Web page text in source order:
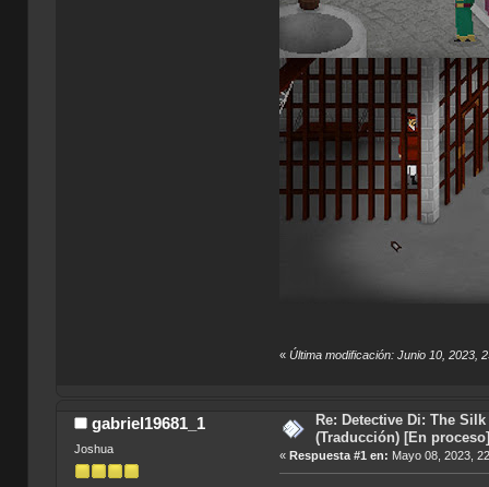
«Última modificación: Junio 10, 2023,
gabriel19681_1
Joshua
Re: Detective Di: The
(Traducción) [En proceso]
« Respuesta #1 en: Mayo 08, 2023,